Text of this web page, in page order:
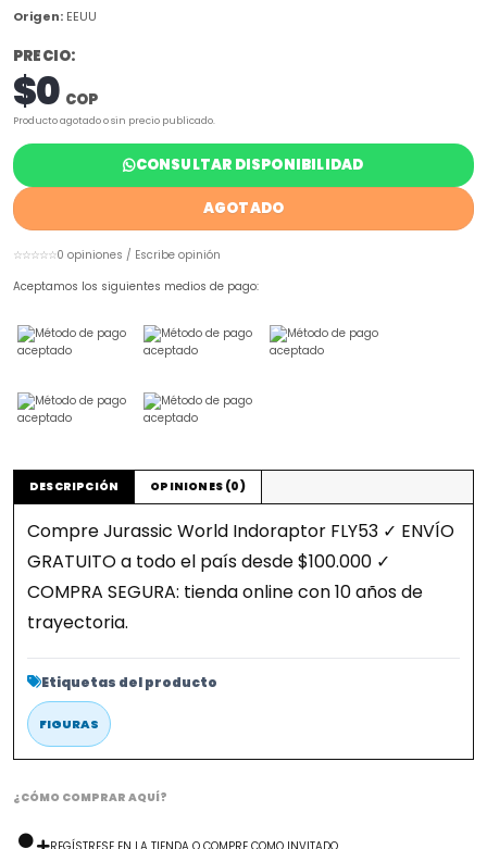
Origen: EEUU
PRECIO:
$0 COP
Producto agotado o sin precio publicado.
CONSULTAR DISPONIBILIDAD
AGOTADO
☆☆☆☆☆0 opiniones / Escribe opinión
Aceptamos los siguientes medios de pago:
DESCRIPCIÓN OPINIONES (0)
Compre Jurassic World Indoraptor FLY53 ✓ ENVÍO
GRATUITO a todo el país desde $100.000 ✓
COMPRA SEGURA: tienda online con 10 años de
trayectoria.
Etiquetas del producto
FIGURAS
¿CÓMO COMPRAR AQUÍ?